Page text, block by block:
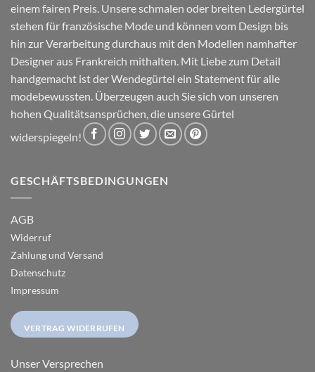
einem fairen Preis. Unsere schmalen oder breiten Ledergürtel
stehen für französische Mode und können vom Design bis
hin zur Verarbeitung durchaus mit den Modellen namhafter
Designer aus Frankreich mithalten. Mit Liebe zum Detail
handgemacht ist der Wendegürtel ein Statement für alle
modebewussten. Überzeugen auch Sie sich von unseren
hohen Qualitätsansprüchen, die unsere Gürtel
widerspiegeln!
GESCHÄFTSBEDINGUNGEN
AGB
Widerruf
Zahlung und Versand
Datenschutz
Impressum
VERTRAG WIDERRUFEN
Unser Versprechen